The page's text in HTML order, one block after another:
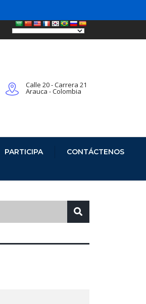
Calle 20 - Carrera 21
Arauca - Colombia
PARTICIPA CONTÁCTENOS